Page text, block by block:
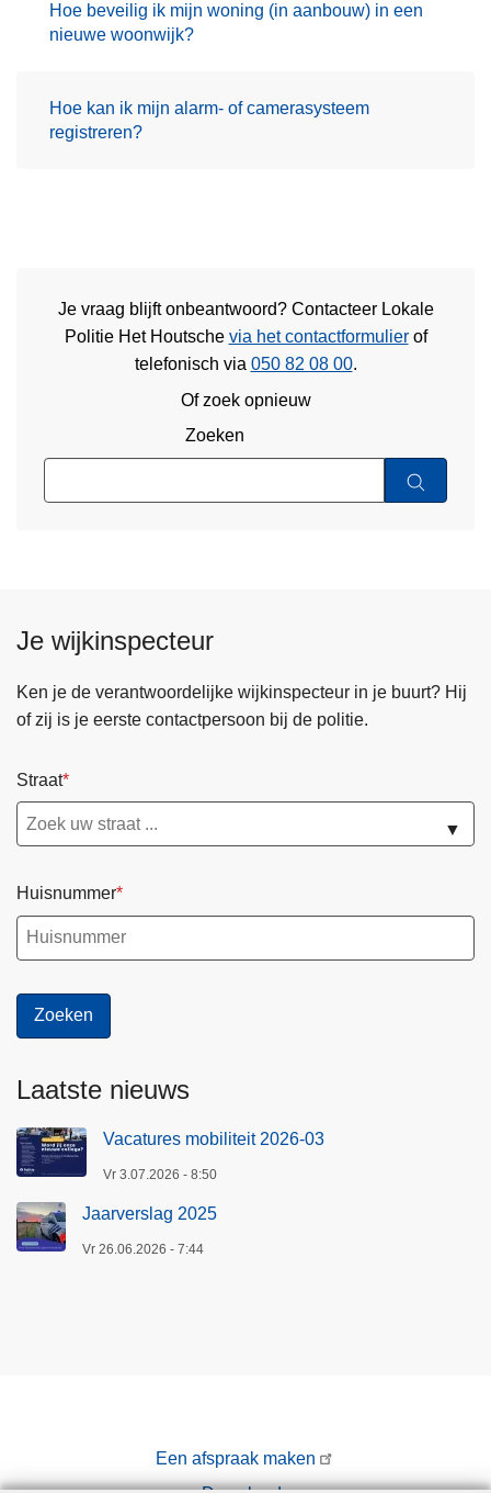
Hoe beveilig ik mijn woning (in aanbouw) in een
nieuwe woonwijk?
Hoe kan ik mijn alarm- of camerasysteem
registreren?
Je vraag blijft onbeantwoord? Contacteer Lokale
Politie Het Houtsche via het contactformulierof
telefonisch via 050 82 08 00.
Of zoek opnieuw
Zoeken
Je wijkinspecteur
Ken je de verantwoordelijke wijkinspecteur in je buurt? Hij
of zij is je eerste contactpersoon bij de politie.
Straat
▼
Huisnummer
Laatste nieuws
Vacatures mobiliteit 2026-03
Vr 3.07.2026 - 8:50
Jaarverslag 2025
Vr 26.06.2026 - 7:44
Een afspraak maken